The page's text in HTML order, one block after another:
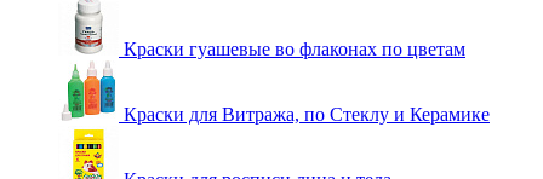
Краски гуашевые во флаконах по цветам
Краски для Витража, по Стеклу и Керамике